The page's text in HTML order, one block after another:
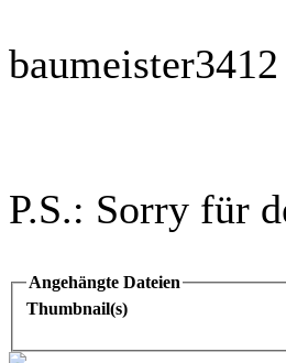
baumeister3412
P.S.: Sorry für
Angehängte Dateien
Thumbnail(s)